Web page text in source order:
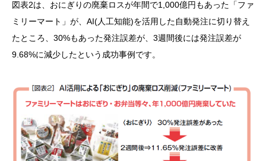
図表2は、おにぎりの廃棄ロスが年間で1,000億円もあった「ファ
ミリーマート」が、AI(人工知能)を活用した自動発注に切り替え
たところ、30%もあった発注誤差が、3週間後には発注誤差が
9.68%に減少したという成功事例です。